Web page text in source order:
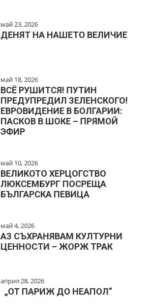
май 23, 2026
ДЕНЯТ НА НАШЕТО ВЕЛИЧИЕ
май 18, 2026
ВСЁ РУШИТСЯ! ПУТИН
ПРЕДУПРЕДИЛ ЗЕЛЕНСКОГО!
ЕВРОВИДЕНИЕ В БОЛГАРИИ:
ПАСКОВ В ШОКЕ – ПРЯМОЙ
ЭФИР
май 10, 2026
ВЕЛИКОТО ХЕРЦОГСТВО
ЛЮКСЕМБУРГ ПОСРЕЩА
БЪЛГАРСКА ПЕВИЦА
май 4, 2026
АЗ СЪХРАНЯВАМ КУЛТУРНИ
ЦЕННОСТИ – ЖОРЖ ТРАК
април 28, 2026
„ОТ ПАРИЖ ДО НЕАПОЛ“